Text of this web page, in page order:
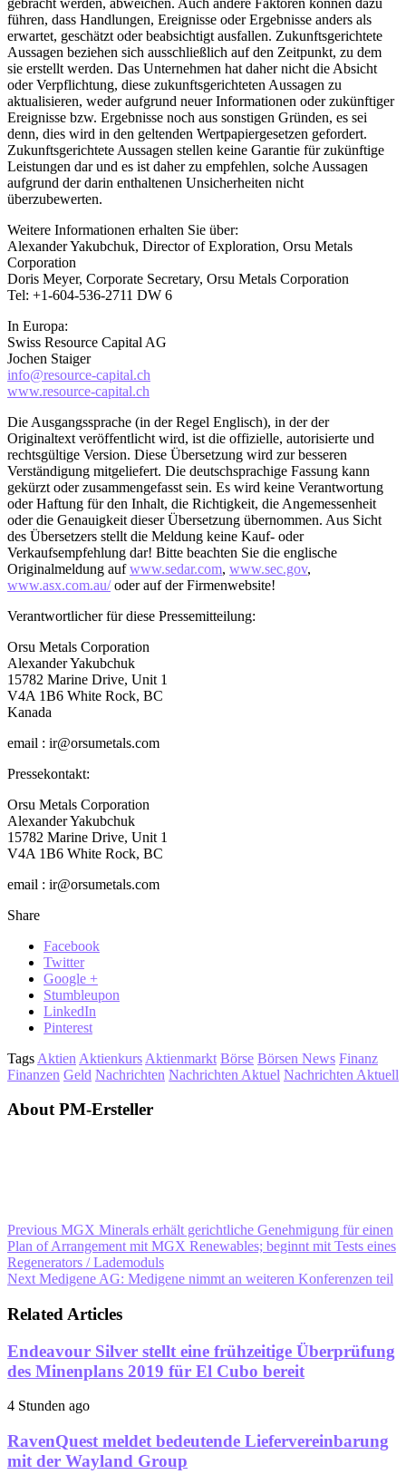
führen, dass Handlungen, Ereignisse oder Ergebnisse anders als
erwartet, geschätzt oder beabsichtigt ausfallen. Zukunftsgerichtete
Aussagen beziehen sich ausschließlich auf den Zeitpunkt, zu dem
sie erstellt werden. Das Unternehmen hat daher nicht die Absicht
oder Verpflichtung, diese zukunftsgerichteten Aussagen zu
aktualisieren, weder aufgrund neuer Informationen oder zukünftiger
Ereignisse bzw. Ergebnisse noch aus sonstigen Gründen, es sei
denn, dies wird in den geltenden Wertpapiergesetzen gefordert.
Zukunftsgerichtete Aussagen stellen keine Garantie für zukünftige
Leistungen dar und es ist daher zu empfehlen, solche Aussagen
aufgrund der darin enthaltenen Unsicherheiten nicht
überzubewerten.
Weitere Informationen erhalten Sie über:
Alexander Yakubchuk, Director of Exploration, Orsu Metals
Corporation
Doris Meyer, Corporate Secretary, Orsu Metals Corporation
Tel: +1-604-536-2711 DW 6
In Europa:
Swiss Resource Capital AG
Jochen Staiger
info@resource-capital.ch
www.resource-capital.ch
Die Ausgangssprache (in der Regel Englisch), in der der
Originaltext veröffentlicht wird, ist die offizielle, autorisierte und
rechtsgültige Version. Diese Übersetzung wird zur besseren
Verständigung mitgeliefert. Die deutschsprachige Fassung kann
gekürzt oder zusammengefasst sein. Es wird keine Verantwortung
oder Haftung für den Inhalt, die Richtigkeit, die Angemessenheit
oder die Genauigkeit dieser Übersetzung übernommen. Aus Sicht
des Übersetzers stellt die Meldung keine Kauf- oder
Verkaufsempfehlung dar! Bitte beachten Sie die englische
Originalmeldung aufwww.sedar.com, www.sec.gov,
www.asx.com.au/oder auf der Firmenwebsite!
Verantwortlicher für diese Pressemitteilung:
Orsu Metals Corporation
Alexander Yakubchuk
15782 Marine Drive, Unit 1
V4A 1B6 White Rock, BC
Kanada
email : ir@orsumetals.com
Pressekontakt:
Orsu Metals Corporation
Alexander Yakubchuk
15782 Marine Drive, Unit 1
V4A 1B6 White Rock, BC
email : ir@orsumetals.com
Share
Facebook
Twitter
Google +
Stumbleupon
LinkedIn
Pinterest
Tags Aktien Aktienkurs Aktienmarkt Börse Börsen News Finanz
Finanzen Geld Nachrichten Nachrichten Aktuel Nachrichten Aktuell
About PM-Ersteller
Previous MGX Minerals erhält gerichtliche Genehmigung für einen
Plan of Arrangement mit MGX Renewables; beginnt mit Tests eines
Regenerators / Lademoduls
Next Medigene AG: Medigene nimmt an weiteren Konferenzen teil
Related Articles
Endeavour Silver stellt eine frühzeitige Überprüfung
des Minenplans 2019 für El Cubo bereit
4 Stunden ago
RavenQuest meldet bedeutende Liefervereinbarung
mit der Wayland Group